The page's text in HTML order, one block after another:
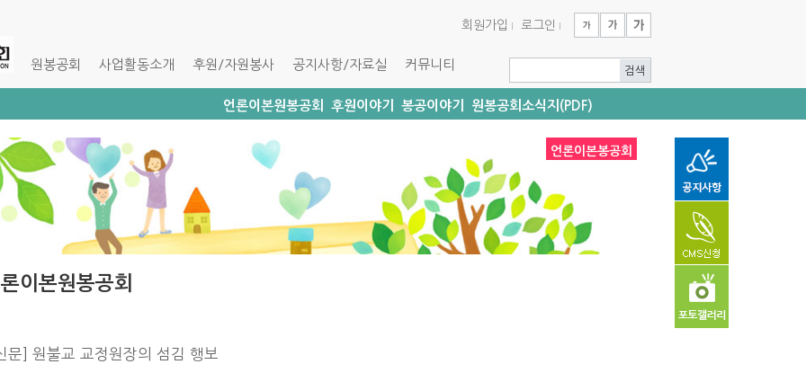
회원가입 로그인
원봉공회 사업활동소개 후원/자원봉사 공지사항/자료실 커뮤니티
언론이본원봉공회 후원이야기 봉공이야기 원봉공회소식지(PDF)
이본원봉공회
언론이본봉공회
문] 원불교 교정원장의 섬김 행보